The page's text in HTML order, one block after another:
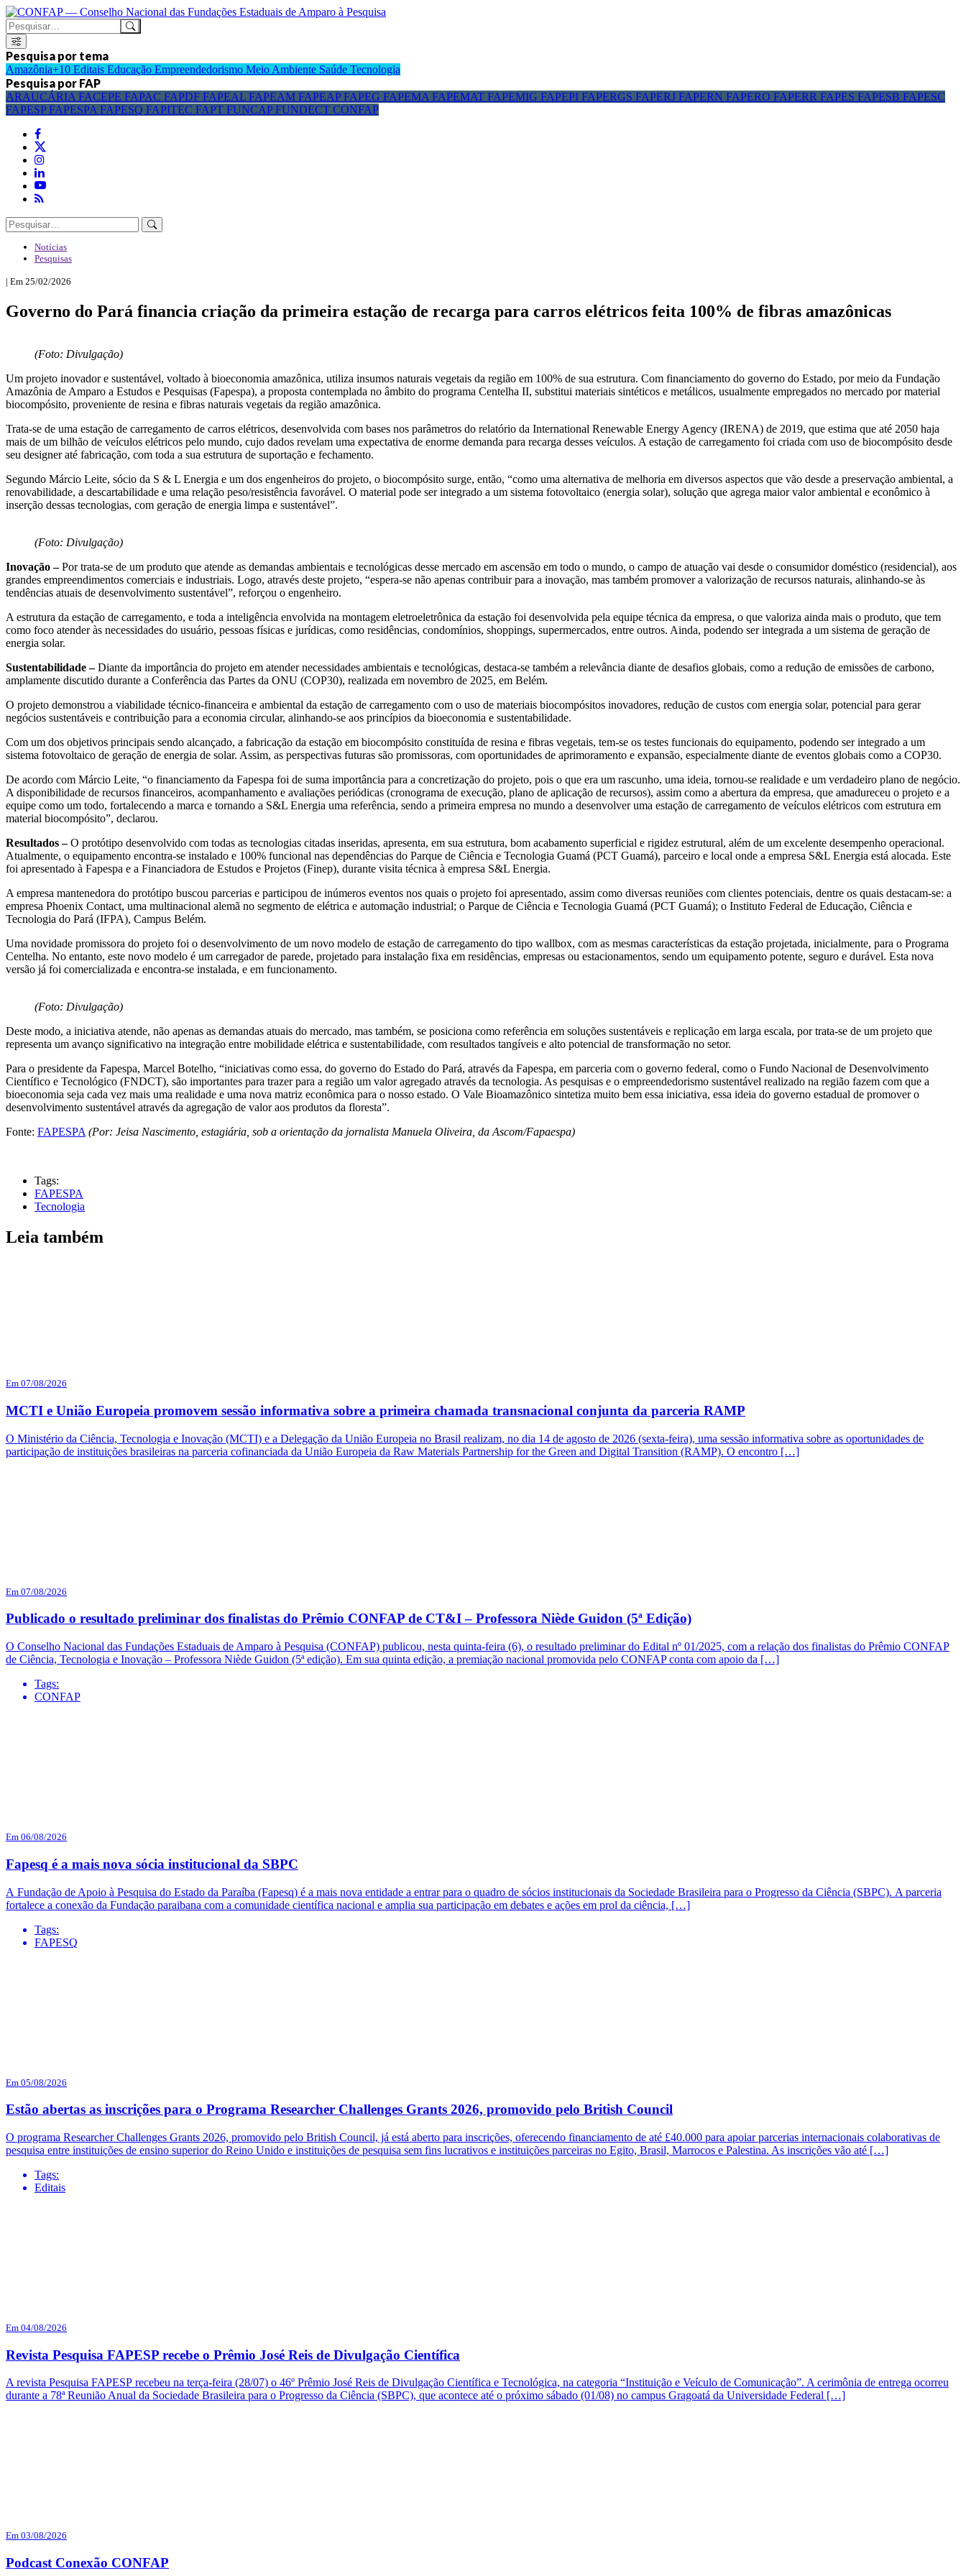
Pesquisa por tema
Amazônia+10 Editais Educação Empreendedorismo Meio Ambiente Saúde Tecnologia
Pesquisa por FAP
ARAUCÁRIA FACEPE FAPAC FAPDF FAPEAL FAPEAM FAPEAPFAPEG FAPEMA FAPEMAT FAPEMIG FAPEPI FAPERGS FAPERJ FAPERN FAPERO FAPERR FAPES FAPESB FAPESC
FAPESPFAPESPA FAPESQ FAPITEC FAPT FUNCAPFUNDECT CONFAP
Notícias
Pesquisas
| Em 25/02/2026
Governo do Pará financia criação da primeira estação de recarga para carros elétricos feita 100% de fibras amazônicas
(Foto: Divulgação)
Um projeto inovador e sustentável, voltado à bioeconomia amazônica, utiliza insumos naturais vegetais da região em 100% de sua estrutura. Com financiamento do governo do Estado, por meio da Fundação
Amazônia de Amparo a Estudos e Pesquisas (Fapespa), a proposta contemplada no âmbito do programa Centelha II, substitui materiais sintéticos e metálicos, usualmente empregados no mercado por material
biocompósito, proveniente de resina e fibras naturais vegetais da região amazônica.
Trata-se de uma estação de carregamento de carros elétricos, desenvolvida com bases nos parâmetros do relatório da International Renewable Energy Agency (IRENA) de 2019, que estima que até 2050 haja
mais de um bilhão de veículos elétricos pelo mundo, cujo dados revelam uma expectativa de enorme demanda para recarga desses veículos. A estação de carregamento foi criada com uso de biocompósito desde
seu designer até fabricação, com toda a sua estrutura de suportação e fechamento.
Segundo Márcio Leite, sócio da S & L Energia e um dos engenheiros do projeto, o biocompósito surge, então, “como uma alternativa de melhoria em diversos aspectos que vão desde a preservação ambiental, a
renovabilidade, a descartabilidade e uma relação peso/resistência favorável. O material pode ser integrado a um sistema fotovoltaico (energia solar), solução que agrega maior valor ambiental e econômico à
inserção dessas tecnologias, com geração de energia limpa e sustentável”.
(Foto: Divulgação)
Inovação –Por trata-se de um produto que atende as demandas ambientais e tecnológicas desse mercado em ascensão em todo o mundo, o campo de atuação vai desde o consumidor doméstico (residencial), aos
grandes empreendimentos comerciais e industriais. Logo, através deste projeto, “espera-se não apenas contribuir para a inovação, mas também promover a valorização de recursos naturais, alinhando-se às
tendências atuais de desenvolvimento sustentável”, reforçou o engenheiro.
A estrutura da estação de carregamento, e toda a inteligência envolvida na montagem eletroeletrônica da estação foi desenvolvida pela equipe técnica da empresa, o que valoriza ainda mais o produto, que tem
como foco atender às necessidades do usuário, pessoas físicas e jurídicas, como residências, condomínios, shoppings, supermercados, entre outros. Ainda, podendo ser integrada a um sistema de geração de
energia solar.
Sustentabilidade –Diante da importância do projeto em atender necessidades ambientais e tecnológicas, destaca-se também a relevância diante de desafios globais, como a redução de emissões de carbono,
amplamente discutido durante a Conferência das Partes da ONU (COP30), realizada em novembro de 2025, em Belém.
O projeto demonstrou a viabilidade técnico-financeira e ambiental da estação de carregamento com o uso de materiais biocompósitos inovadores, redução de custos com energia solar, potencial para gerar
negócios sustentáveis e contribuição para a economia circular, alinhando-se aos princípios da bioeconomia e sustentabilidade.
Com um dos objetivos principais sendo alcançado, a fabricação da estação em biocompósito constituída de resina e fibras vegetais, tem-se os testes funcionais do equipamento, podendo ser integrado a um
sistema fotovoltaico de geração de energia de solar. Assim, as perspectivas futuras são promissoras, com oportunidades de aprimoramento e expansão, especialmente diante de eventos globais como a COP30.
De acordo com Márcio Leite, “o financiamento da Fapespa foi de suma importância para a concretização do projeto, pois o que era um rascunho, uma ideia, tornou-se realidade e um verdadeiro plano de negócio.
A disponibilidade de recursos financeiros, acompanhamento e avaliações periódicas (cronograma de execução, plano de aplicação de recursos), assim como a abertura da empresa, que amadureceu o projeto e a
equipe como um todo, fortalecendo a marca e tornando a S&L Energia uma referência, sendo a primeira empresa no mundo a desenvolver uma estação de carregamento de veículos elétricos com estrutura em
material biocompósito”, declarou.
Resultados –O protótipo desenvolvido com todas as tecnologias citadas inseridas, apresenta, em sua estrutura, bom acabamento superficial e rigidez estrutural, além de um excelente desempenho operacional.
Atualmente, o equipamento encontra-se instalado e 100% funcional nas dependências do Parque de Ciência e Tecnologia Guamá (PCT Guamá), parceiro e local onde a empresa S&L Energia está alocada. Este
foi apresentado à Fapespa e a Financiadora de Estudos e Projetos (Finep), durante visita técnica à empresa S&L Energia.
A empresa mantenedora do protótipo buscou parcerias e participou de inúmeros eventos nos quais o projeto foi apresentado, assim como diversas reuniões com clientes potenciais, dentre os quais destacam-se: a
empresa Phoenix Contact, uma multinacional alemã no segmento de elétrica e automação industrial; o Parque de Ciência e Tecnologia Guamá (PCT Guamá); o Instituto Federal de Educação, Ciência e
Tecnologia do Pará (IFPA), Campus Belém.
Uma novidade promissora do projeto foi o desenvolvimento de um novo modelo de estação de carregamento do tipo wallbox, com as mesmas características da estação projetada, inicialmente, para o Programa
Centelha. No entanto, este novo modelo é um carregador de parede, projetado para instalação fixa em residências, empresas ou estacionamentos, sendo um equipamento potente, seguro e durável. Esta nova
versão já foi comercializada e encontra-se instalada, e em funcionamento.
(Foto: Divulgação)
Deste modo, a iniciativa atende, não apenas as demandas atuais do mercado, mas também, se posiciona como referência em soluções sustentáveis e replicação em larga escala, por trata-se de um projeto que
representa um avanço significativo na integração entre mobilidade elétrica e sustentabilidade, com resultados tangíveis e alto potencial de transformação no setor.
Para o presidente da Fapespa, Marcel Botelho, “iniciativas como essa, do governo do Estado do Pará, através da Fapespa, em parceria com o governo federal, como o Fundo Nacional de Desenvolvimento
Científico e Tecnológico (FNDCT), são importantes para trazer para a região um valor agregado através da tecnologia. As pesquisas e o empreendedorismo sustentável realizado na região fazem com que a
bioeconomia seja cada vez mais uma realidade e uma nova matriz econômica para o nosso estado. O Vale Bioamazônico sintetiza muito bem essa iniciativa, essa ideia do governo estadual de promover o
desenvolvimento sustentável através da agregação de valor aos produtos da floresta”.
Fonte: FAPESPA (Por: Jeisa Nascimento, estagiária, sob a orientação da jornalista Manuela Oliveira, da Ascom/Fapaespa)
Tags:
FAPESPA
Tecnologia
Leia também
Em 07/08/2026
MCTI e União Europeia promovem sessão informativa sobre a primeira chamada transnacional conjunta da parceria RAMP
O Ministério da Ciência, Tecnologia e Inovação (MCTI) e a Delegação da União Europeia no Brasil realizam, no dia 14 de agosto de 2026 (sexta-feira), uma sessão informativa sobre as oportunidades de
participação de instituições brasileiras na parceria cofinanciada da União Europeia da Raw Materials Partnership for the Green and Digital Transition (RAMP). O encontro […]
Em 07/08/2026
Publicado o resultado preliminar dos finalistas do Prêmio CONFAP de CT&I – Professora Niède Guidon (5ª Edição)
O Conselho Nacional das Fundações Estaduais de Amparo à Pesquisa (CONFAP) publicou, nesta quinta-feira (6), o resultado preliminar do Edital nº 01/2025, com a relação dos finalistas do Prêmio CONFAP
de Ciência, Tecnologia e Inovação – Professora Niède Guidon (5ª edição). Em sua quinta edição, a premiação nacional promovida pelo CONFAP conta com apoio da […]
Tags:
CONFAP
Em 06/08/2026
Fapesq é a mais nova sócia institucional da SBPC
A Fundação de Apoio à Pesquisa do Estado da Paraíba (Fapesq) é a mais nova entidade a entrar para o quadro de sócios institucionais da Sociedade Brasileira para o Progresso da Ciência (SBPC). A parceria
fortalece a conexão da Fundação paraibana com a comunidade científica nacional e amplia sua participação em debates e ações em prol da ciência, […]
Tags:
FAPESQ
Em 05/08/2026
Estão abertas as inscrições para o Programa Researcher Challenges Grants 2026, promovido pelo British Council
O programa Researcher Challenges Grants 2026, promovido pelo British Council, já está aberto para inscrições, oferecendo financiamento de até £40.000 para apoiar parcerias internacionais colaborativas de
pesquisa entre instituições de ensino superior do Reino Unido e instituições de pesquisa sem fins lucrativos e instituições parceiras no Egito, Brasil, Marrocos e Palestina. As inscrições vão até […]
Tags:
Editais
Em 04/08/2026
Revista Pesquisa FAPESP recebe o Prêmio José Reis de Divulgação Científica
A revista Pesquisa FAPESP recebeu na terça-feira (28/07) o 46º Prêmio José Reis de Divulgação Científica e Tecnológica, na categoria “Instituição e Veículo de Comunicação”. A cerimônia de entrega ocorreu
durante a 78ª Reunião Anual da Sociedade Brasileira para o Progresso da Ciência (SBPC), que acontece até o próximo sábado (01/08) no campus Gragoatá da Universidade Federal […]
Em 03/08/2026
Podcast Conexão CONFAP